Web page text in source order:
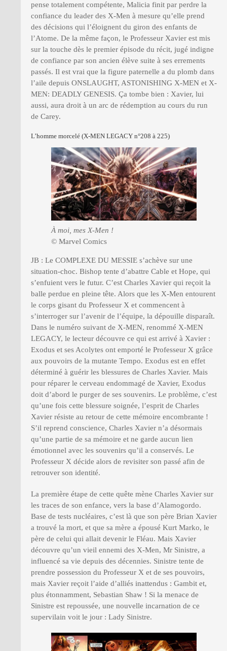
pense totalement compétente, Malicia finit par perdre la
confiance du leader des X-Men à mesure qu’elle prend
des décisions qui l’éloignent du giron des enfants de
l’Atome. De la même façon, le Professeur Xavier est mis
sur la touche dès le premier épisode du récit, jugé indigne
de confiance par son ancien élève suite à ses errements
passés. Il est vrai que la figure paternelle a du plomb dans
l’aile depuis ONSLAUGHT, ASTONISHING X-MEN et X-
MEN: DEADLY GENESIS. Ça tombe bien : Xavier, lui
aussi, aura droit à un arc de rédemption au cours du run
de Carey.
L’homme morcelé (X-MEN LEGACY n°208 à 225)
À moi, mes X-Men !
© Marvel Comics
JB : Le COMPLEXE DU MESSIE s’achève sur une
situation-choc. Bishop tente d’abattre Cable et Hope, qui
s’enfuient vers le futur. C’est Charles Xavier qui reçoit la
balle perdue en pleine tête. Alors que les X-Men entourent
le corps gisant du Professeur X et commencent à
s’interroger sur l’avenir de l’équipe, la dépouille disparaît.
Dans le numéro suivant de X-MEN, renommé X-MEN
LEGACY, le lecteur découvre ce qui est arrivé à Xavier :
Exodus et ses Acolytes ont emporté le Professeur X grâce
aux pouvoirs de la mutante Tempo. Exodus est en effet
déterminé à guérir les blessures de Charles Xavier. Mais
pour réparer le cerveau endommagé de Xavier, Exodus
doit d’abord le purger de ses souvenirs. Le problème, c’est
qu’une fois cette blessure soignée, l’esprit de Charles
Xavier résiste au retour de cette mémoire encombrante !
S’il reprend conscience, Charles Xavier n’a désormais
qu’une partie de sa mémoire et ne garde aucun lien
émotionnel avec les souvenirs qu’il a conservés. Le
Professeur X décide alors de revisiter son passé afin de
retrouver son identité.
La première étape de cette quête mène Charles Xavier sur
les traces de son enfance, vers la base d’Alamogordo.
Base de tests nucléaires, c’est là que son père Brian Xavier
a trouvé la mort, et que sa mère a épousé Kurt Marko, le
père de celui qui allait devenir le Fléau. Mais Xavier
découvre qu’un vieil ennemi des X-Men, Mr Sinistre, a
influencé sa vie depuis des décennies. Sinistre tente de
prendre possession du Professeur X et de ses pouvoirs,
mais Xavier reçoit l’aide d’alliés inattendus : Gambit et,
plus étonnamment, Sebastian Shaw ! Si la menace de
Sinistre est repoussée, une nouvelle incarnation de ce
supervilain voit le jour : Lady Sinistre.